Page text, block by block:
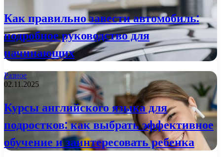
Как правильно завести автомобиль:
подробное руководство для
начинающих
Разное
02.11.2025
Курсы английского языка для
подростков: как выбрать эффективное
обучение и заинтересовать ребенка